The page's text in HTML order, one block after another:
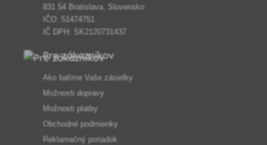
831 54 Bratislava, Slovensko
IČO: 51474751
IČ DPH: SK2120731437
Pre zákazníkov
Ako balíme Vaše zásielky
Možnosti dopravy
Možnosti platby
Obchodné podmienky
Reklamačný poriadok